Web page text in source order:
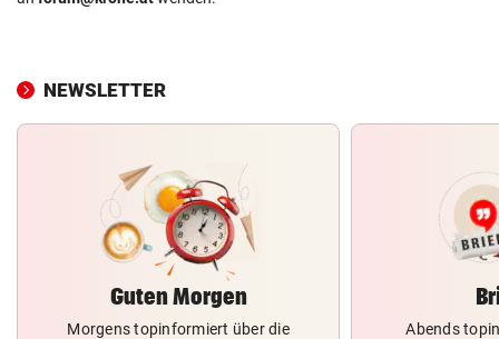
NEWSLETTER
Guten Morgen
Morgens topinformiert über die
Abends